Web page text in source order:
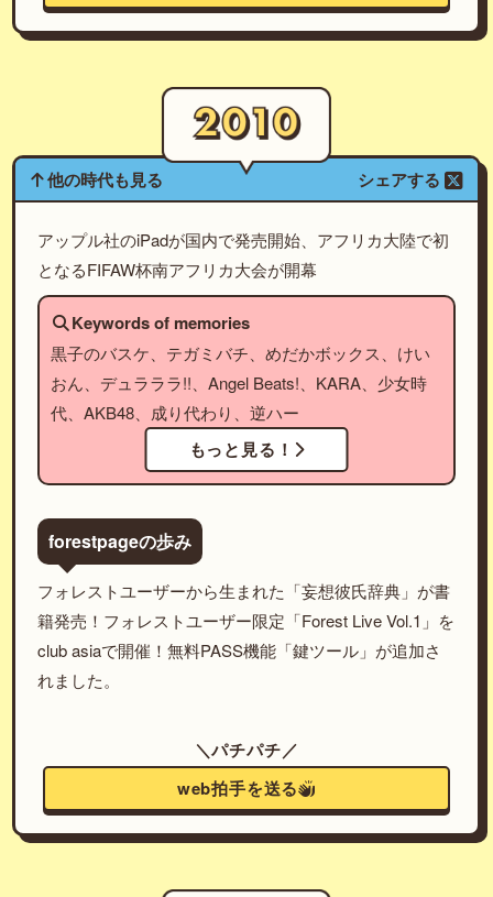
他の時代も見る シェアする
アップル社のiPadが国内で発売開始、アフリカ大陸で初
となるFIFAW杯南アフリカ大会が開幕
Keywords of memories
黒子のバスケ、テガミバチ、めだかボックス、けい
おん、デュラララ!!、Angel Beats!、KARA、少女時
代、AKB48、成り代わり、逆ハー
もっと見る！
forestpageの歩み
フォレストユーザーから生まれた「妄想彼氏辞典」が書
籍発売！フォレストユーザー限定「Forest Live Vol.1」を
club asiaで開催！無料PASS機能「鍵ツール」が追加さ
れました。
＼パチパチ／
web拍手を送る